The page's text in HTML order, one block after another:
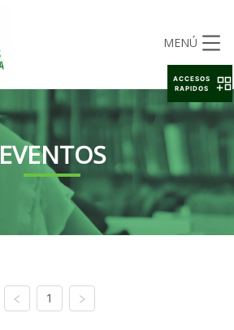
MENÚ
EVENTOS
1
ACCESOS
RAPIDOS